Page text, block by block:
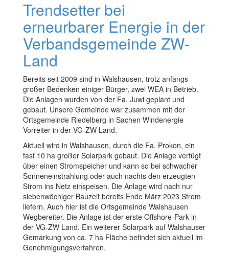
Trendsetter bei
erneurbarer Energie in der
Verbandsgemeinde ZW-
Land
Bereits seit 2009 sind in Walshausen, trotz anfangs
großer Bedenken einiger Bürger, zwei WEA in Betrieb.
Die Anlagen wurden von der Fa. Juwi geplant und
gebaut. Unsere Gemeinde war zusammen mit der
Ortsgemeinde Riedelberg in Sachen Windenergie
Vorreiter in der VG-ZW Land.
Aktuell wird in Walshausen, durch die Fa. Prokon, ein
fast 10 ha großer Solarpark gebaut. Die Anlage verfügt
über einen Stromspeicher und kann so bei schwacher
Sonneneinstrahlung oder auch nachts den erzeugten
Strom ins Netz einspeisen. Die Anlage wird nach nur
siebenwöchiger Bauzeit bereits Ende März 2023 Strom
liefern. Auch hier ist die Ortsgemeinde Walshausen
Wegbereiter. Die Anlage ist der erste Offshore-Park in
der VG-ZW Land. Ein weiterer Solarpark auf Walshauser
Gemarkung von ca. 7 ha Fläche befindet sich aktuell im
Genehmigungsverfahren.